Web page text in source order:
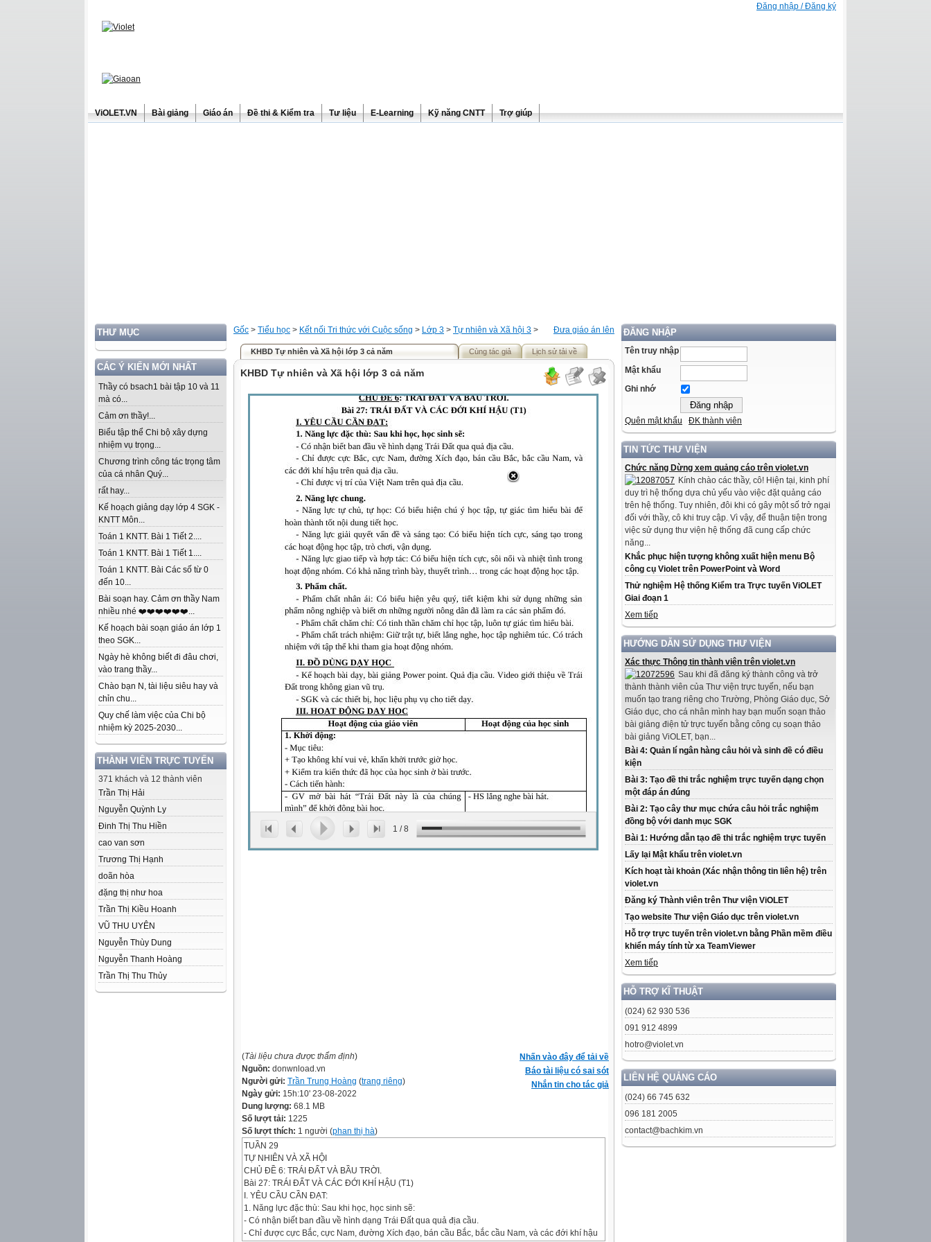
Đăng nhập / Đăng ký
ViOLET.VN Bài giảng Giáo án Đề thi & Kiểm tra Tư liệu E-Learning Kỹ năng CNTT Trợ giúp
THƯ MỤC
CÁC Ý KIẾN MỚI NHẤT
Thầy có bsach1 bài tập 10 và 11
mà có...
Cảm ơn thầy!...
Biểu tập thể Chi bộ xây dựng
nhiệm vụ trọng...
Chương trình công tác trọng tâm
của cá nhân Quý...
rất hay...
Kế hoạch giảng dạy lớp 4 SGK -
KNTT Môn...
Toán 1 KNTT. Bài 1 Tiết 2....
Toán 1 KNTT. Bài 1 Tiết 1....
Toán 1 KNTT. Bài Các số từ 0
đến 10...
Bài soạn hay. Cảm ơn thầy Nam
nhiều nhé ❤️❤️❤️❤️❤️❤️...
Kế hoạch bài soạn giáo án lớp 1
theo SGK...
Ngày hè không biết đi đâu chơi,
vào trang thầy...
Chào bạn N, tài liệu siêu hay và
chỉn chu...
Quy chế làm việc của Chi bộ
nhiệm kỳ 2025-2030...
THÀNH VIÊN TRỰC TUYẾN
371 khách và 12 thành viên
Trần Thị Hải
Nguyễn Quỳnh Ly
Đinh Thị Thu Hiền
cao van sơn
Trương Thị Hạnh
doãn hòa
đặng thị như hoa
Trần Thị Kiều Hoanh
VŨ THU UYÊN
Nguyễn Thùy Dung
Nguyễn Thanh Hoàng
Trần Thị Thu Thủy
ĐĂNG NHẬP
Tên truy nhập
Mật khẩu
Ghi nhớ
Quên mật khẩu ĐK thành viên
TIN TỨC THƯ VIỆN
Chức năng Dừng xem quảng cáo trên violet.vn
Kính chào các thầy, cô! Hiện tại, kinh phí
duy trì hệ thống dựa chủ yếu vào việc đặt quảng cáo
trên hệ thống. Tuy nhiên, đôi khi có gây một số trở ngại
đối với thầy, cô khi truy cập. Vì vậy, để thuận tiện trong
việc sử dụng thư viện hệ thống đã cung cấp chức
năng...
Khắc phục hiện tượng không xuất hiện menu Bộ
công cụ Violet trên PowerPoint và Word
Thử nghiệm Hệ thống Kiểm tra Trực tuyến ViOLET
Giai đoạn 1
Xem tiếp
HƯỚNG DẪN SỬ DỤNG THƯ VIỆN
Xác thực Thông tin thành viên trên violet.vn
Sau khi đã đăng ký thành công và trở
thành thành viên của Thư viện trực tuyến, nếu bạn
muốn tạo trang riêng cho Trường, Phòng Giáo dục, Sở
Giáo dục, cho cá nhân mình hay bạn muốn soạn thảo
bài giảng điện tử trực tuyến bằng công cụ soạn thảo
bài giảng ViOLET, bạn...
Bài 4: Quản lí ngân hàng câu hỏi và sinh đề có điều
kiện
Bài 3: Tạo đề thi trắc nghiệm trực tuyến dạng chọn
một đáp án đúng
Bài 2: Tạo cây thư mục chứa câu hỏi trắc nghiệm
đồng bộ với danh mục SGK
Bài 1: Hướng dẫn tạo đề thi trắc nghiệm trực tuyến
Lấy lại Mật khẩu trên violet.vn
Kích hoạt tài khoản (Xác nhận thông tin liên hệ) trên
violet.vn
Đăng ký Thành viên trên Thư viện ViOLET
Tạo website Thư viện Giáo dục trên violet.vn
Hỗ trợ trực tuyến trên violet.vn bằng Phần mềm điều
khiển máy tính từ xa TeamViewer
Xem tiếp
HỖ TRỢ KĨ THUẬT
(024) 62 930 536
091 912 4899
hotro@violet.vn
LIÊN HỆ QUẢNG CÁO
(024) 66 745 632
096 181 2005
contact@bachkim.vn
Đưa giáo án lên
Gốc > Tiểu học > Kết nối Tri thức với Cuộc sống > Lớp 3 > Tự nhiên và Xã hội 3 >
KHBD Tự nhiên và Xã hội lớp 3 cả năm Cùng tác giả Lịch sử tải về
KHBD Tự nhiên và Xã hội lớp 3 cả năm
1 /8
Nhấn vào đây để tải về
Báo tài liệu có sai sót
Nhắn tin cho tác giả
(Tài liệu chưa được thẩm định)
Nguồn: donwnload.vn
Người gửi: Trần Trung Hoàng (trang riêng)
Ngày gửi: 15h:10' 23-08-2022
Dung lượng: 68.1 MB
Số lượt tải: 1225
Số lượt thích: 1 người (phan thị hà)
TUẦN 29
TỰ NHIÊN VÀ XÃ HỘI
CHỦ ĐỀ 6: TRÁI ĐẤT VÀ BẦU TRỜI.
Bài 27: TRÁI ĐẤT VÀ CÁC ĐỚI KHÍ HẬU (T1)
I. YÊU CẦU CẦN ĐẠT:
1. Năng lực đặc thù: Sau khi học, học sinh sẽ:
- Có nhận biết ban đầu về hình dạng Trái Đất qua quả địa cầu.
- Chỉ được cực Bắc, cực Nam, đường Xích đạo, bán cầu Bắc, bắc cầu Nam, và các đới khí hậu